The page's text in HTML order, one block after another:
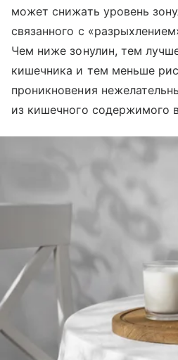
может снижать уровень
связанного с
Чем ниже зонулин, тем
кишечника и тем меньше
проникновения
из кишечного содержимого